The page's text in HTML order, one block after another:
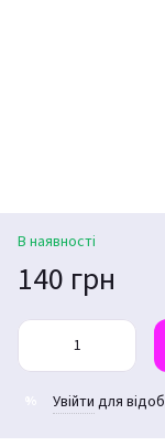
В наявності
140 грн
Увійти для